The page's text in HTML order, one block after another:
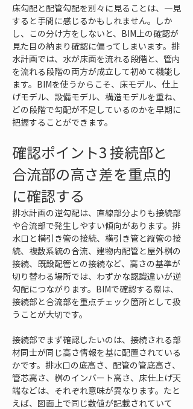
床勾配と配管勾配を別々に見ることは、一見
すると手間に感じるかもしれません。しか
し、この分け方をしないと、BIM上の確認が
見た目の納まり確認に偏ってしまいます。排
水計画では、水が床面を流れる段階と、管内
を流れる段階の両方が成立して初めて機能し
ます。BIMを使うからこそ、床モデル、仕上
げモデル、設備モデル、構造モデルを重ね、
どの段階で勾配が不足しているのかを早期に
把握することができます。
確認ポイント3 接続部と
合流部の高さ差を重点的
に確認する
排水計画の逆勾配は、直線部分よりも接続部
や合流部で発生しやすい傾向があります。排
水口と横引き管の接続、横引き管と縦管の接
続、複数系統の合流、建物内配管と屋外桝の
接続、既設配管との接続など、高さの基準が
切り替わる場所では、わずかな認識違いが逆
勾配につながります。BIMで確認する際は、
接続部と合流部を重点チェック箇所として扱
うことが大切です。
接続部でまず確認したいのは、接続される部
材同士が同じ高さ情報を基に配置されている
かです。排水口の底高さ、配管の管底高さ、
管芯高さ、桝のインバート高さ、床仕上げ天
端などは、それぞれ意味が異なります。たと
えば、図面上で同じ数値が記載されていて